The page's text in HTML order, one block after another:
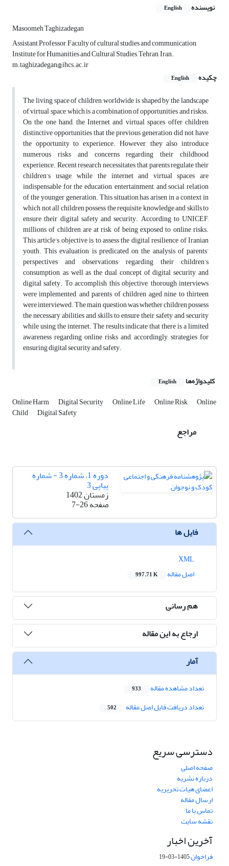
نویسنده English
Masoomeh Taghizadegan
Assistant Professor, Faculty of cultural studies and communication,
Institute for Humanities and Cultural Studies, Tehran, Iran.
m.taghizadegan@ihcs.ac.ir
چکیده
English
The living space of children worldwide is shaped by the landscape
of virtual space, which is​ a combination of opportunities and riskss.
On the one hand, the Internet and virtual spaces offer children
distinctive opportunities that the previous generation did not have
the opportunity to experience. However, they also introduce
numerous risks and concerns regarding their childhood
experience. Recent research necessitates that parents regulate their
children’s usage, while the internet and virtual spaces are
indispensable for the education, entertainment, and social relation
of the younger generation. This situation has arisen in a context in
which not all children possess the requisite knowledge and skills to
ensure their digital safety and security. According to UNICEF,
millions of children are at risk of being exposed to online risks.
This article’s objective is to assess the digital resilience of Iranian
youth. This evaluation is predicated on the analysis of parents’
perspectives and observations regarding their children’s
consumption, as well as the dual concept of digital security and
digital safety. To accomplish this objective, thorough interviews
were implemented, and parents of children aged nine to thirteen
were interviewed. The main question was whether children possess
the necessary abilities and skills to ensure their safety and security
while using the internet. The results indicate that there is a limited
awareness regarding online risks and, accordingly, strategies for
ensuring digital security and safety.
کلیدواژه‌ها English
Online Harm Digital Security Online Life Online Risk Online
Child Digital Safety
مراجع
دوره 1، شماره 3 - شماره
پیاپی 3
زمستان 1402
صفحه7-26
فایل ها
اصل مقاله
997.71 K
هم رسانی
ارجاع به این مقاله
آمار
تعداد مشاهده مقاله 933
تعداد دریافت فایل اصل مقاله 502
دسترسی سریع
صفحه اصلی
درباره نشریه
اعضای هیات تحریریه
ارسال مقاله
تماس با ما
نقشه سایت
آخرین اخبار
فراخوان1405-03-19